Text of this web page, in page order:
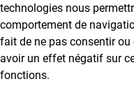
technologies nous
comportement de
fait de ne pas consentir
avoir un effet négatif sur
fonctions.